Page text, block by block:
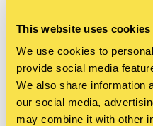
This website uses cookies
We use cookies to
provide social media
We also share information
our social media,
may combine it with other
scheitert, weil sie
hat und nicht auf
emotionale Lage